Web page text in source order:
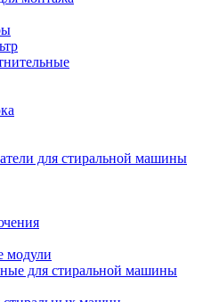
для стиральной машины
модули
для стиральной машины